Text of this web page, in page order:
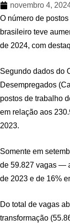
novembro 4,
O número de
brasileiro teve
de 2024, com
Segundo dados do
Desempregados
postos de trabalho
em relação aos
2023.
Somente em
de 59.827 vagas —
de 2023 e de 16%
Do total de vagas
transformação